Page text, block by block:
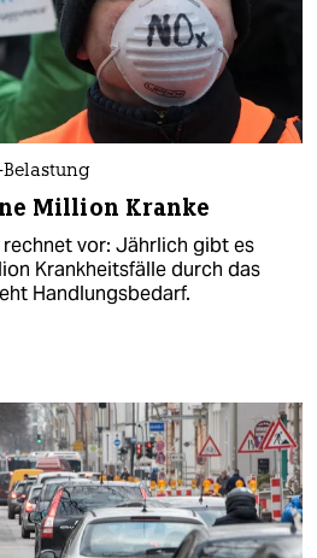
Belastung
Million Kranke
vor: Jährlich gibt es
Krankheitsfälle durch das
Handlungsbedarf.